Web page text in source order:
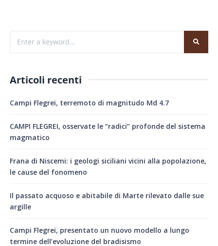
Articoli recenti
Campi Flegrei, terremoto di magnitudo Md 4.7
CAMPI FLEGREI, osservate le “radici” profonde del sistema
magmatico
Frana di Niscemi: i geologi siciliani vicini alla popolazione,
le cause del fonomeno
Il passato acquoso e abitabile di Marte rilevato dalle sue
argille
Campi Flegrei, presentato un nuovo modello a lungo
termine dell’evoluzione del bradisismo